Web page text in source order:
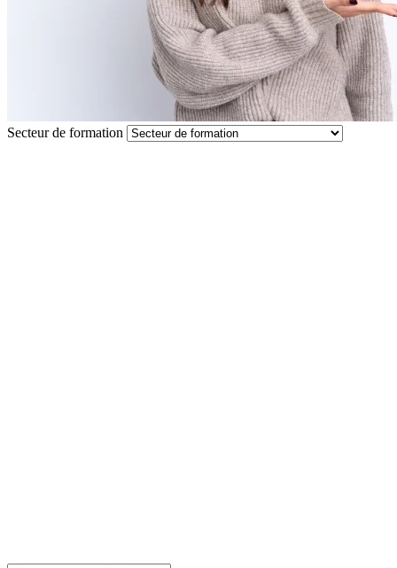
Secteur de formation